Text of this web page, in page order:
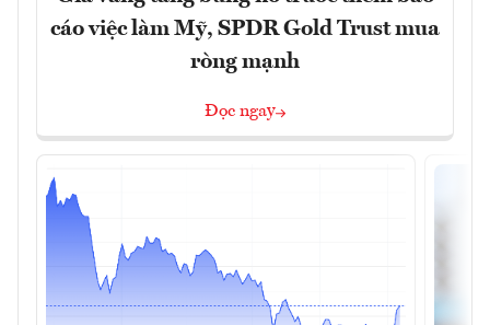
cáo việc làm Mỹ, SPDR Gold Trust mua
ròng mạnh
Đọc ngay